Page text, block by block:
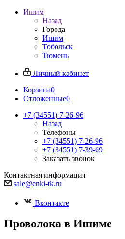
Ишим
Назад
Города
Ишим
Тобольск
Тюмень
Личный кабинет
Корзина0
Отложенные0
+7 (34551) 7-26-96
Назад
Телефоны
+7 (34551) 7-26-96
+7 (34551) 7-39-69
Заказать звонок
Контактная информация
sale@enki-tk.ru
Вконтакте
Проволока в Ишиме